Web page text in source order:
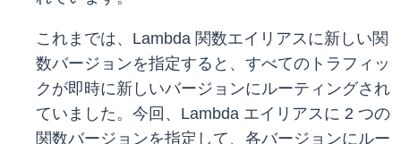
これまでは、Lambda 関数エイリアスに新しい関
数バージョンを指定すると、すべてのトラフィッ
クが即時に新しいバージョンにルーティングされ
ていました。今回、Lambda エイリアスに 2 つの
関数バージョンを指定して、各バージョンにルー